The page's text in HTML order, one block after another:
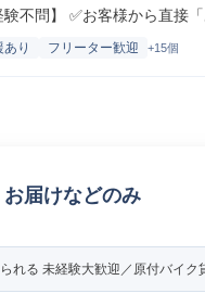
不問】 ✅お客様から直接「
り フリーター歓迎 +15個
届けなどのみ
れる 未経験大歓迎／原付バイ